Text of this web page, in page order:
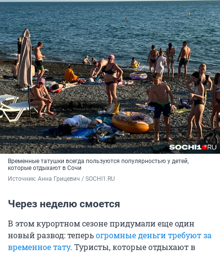
Временные татушки всегда пользуются популярностью у детей,
которые отдыхают в Сочи
Источник: Анна Грицевич / SOCHI1.RU
Через неделю смоется
В этом курортном сезоне придумали еще один
новый развод: теперьогромные деньги требуют за
временное тату. Туристы, которые отдыхают в